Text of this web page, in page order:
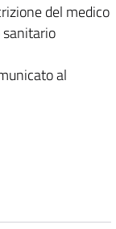
del medico
al